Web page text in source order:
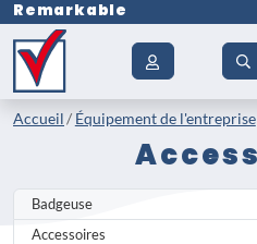
Remarkable
Accueil Équipement de l'entreprise
Badgeuse
Accessoires